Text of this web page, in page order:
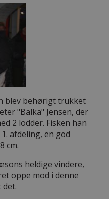
blev behørigt trukket
"Balka" Jensen, der
2 lodder. Fisken han
afdeling, en god
cm.
heldige vindere,
oppe mod i denne